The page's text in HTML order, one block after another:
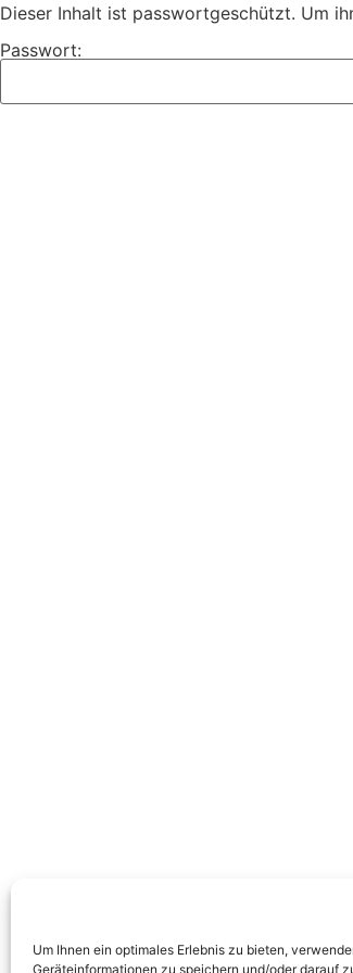
Um Ihnen ein optimales Erlebnis zu bieten,
Geräteinformationen zu speichern und/oder darauf
Dieser Inhalt ist passwortgeschützt. Um
Passwort: